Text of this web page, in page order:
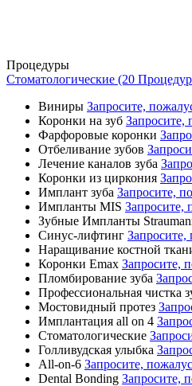
Процедуры
Стоматологические (20
Виниры Запросите,
Коронки на зуб Запросите,
Фарфоровые коронки
Отбеливание зубов
Лечение каналов зуба
Коронки из циркония
Имплант зуба Запросите,
Импланты MIS Запросите,
Зубные Импланты
Синус-лифтинг Запросите,
Наращивание костной
Коронки Emax Запросите,
Пломбирование зуба
Профессиональная чистка
Мостовидный протез
Имплантация all on 4
Стоматологические
Голливудская улыбка
All-on-6 Запросите,
Dental Bonding Запросите,